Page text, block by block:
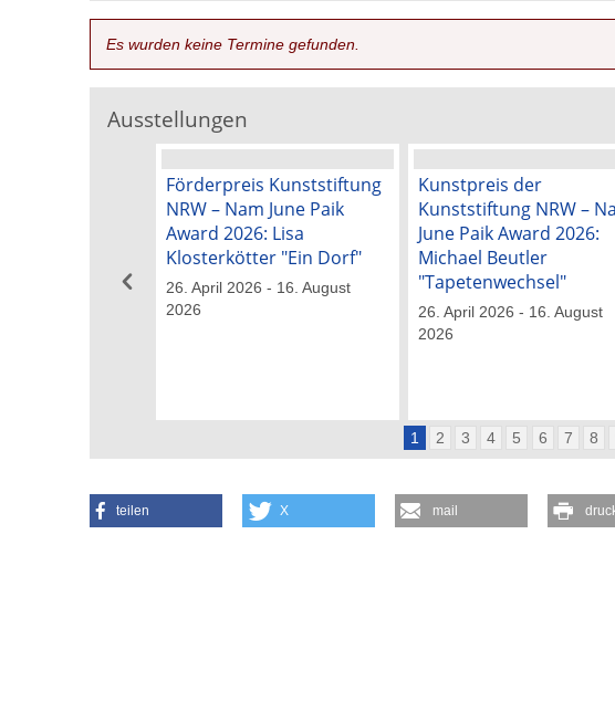
Es wurden keine Termine gefunden.
Ausstellungen
Förderpreis Kunststiftung
NRW – Nam June Paik
Award 2026: Lisa
Klosterkötter "Ein Dorf"
26. April 2026 - 16. August
2026
Kunstpreis der
Kunststiftung NRW –
June Paik Award 2026:
Michael Beutler
"Tapetenwechsel"
26. April 2026 - 16. August
2026
1 2 3 4 5 6 7 8
teilen X mail